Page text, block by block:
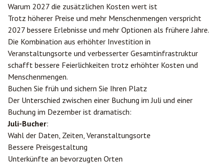
Warum 2027 die zusätzlichen Kosten wert ist
Trotz höherer Preise und mehr Menschenmengen verspricht
2027 bessere Erlebnisse und mehr Optionen als frühere Jahre.
Die Kombination aus erhöhter Investition in
Veranstaltungsorte und verbesserter Gesamtinfrastruktur
schafft bessere Feierlichkeiten trotz erhöhter Kosten und
Menschenmengen.
Buchen Sie früh und sichern Sie Ihren Platz
Der Unterschied zwischen einer Buchung im Juli und einer
Buchung im Dezember ist dramatisch:
Juli-Bucher:
Wahl der Daten, Zeiten, Veranstaltungsorte
Bessere Preisgestaltung
Unterkünfte an bevorzugten Orten